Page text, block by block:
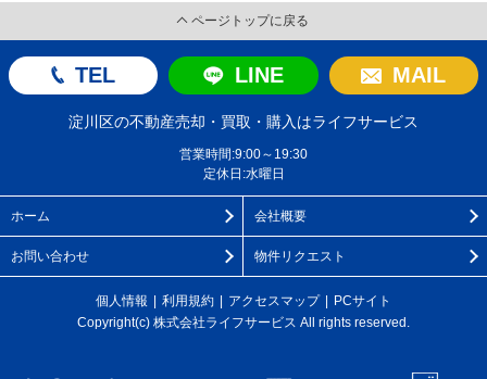
ページトップに戻る
TEL LINE MAIL
淀川区の不動産売却・買取・購入はライフサービス
営業時間:9:00～19:30
定休日:水曜日
ホーム 会社概要
お問い合わせ 物件リクエスト
個人情報 利用規約 アクセスマップ
PCサイト
Copyright(c) 株式会社ライフサービス All rights reserved.